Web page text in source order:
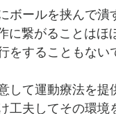
ボールを挟んで潰
に繋がることは
をすることもない
して運動療法を提
工夫してその環境